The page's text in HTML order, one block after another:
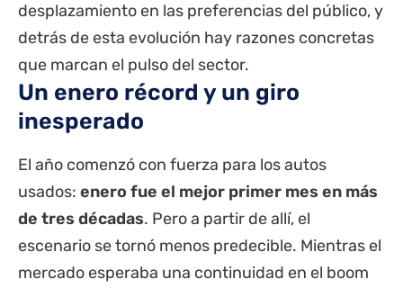
desplazamiento en las preferencias del público, y
detrás de esta evolución hay razones concretas
que marcan el pulso del sector.
Un enero récord y un giro
inesperado
El año comenzó con fuerza para los autos
usados: enero fue el mejor primer mes en más
de tres décadas. Pero a partir de allí, el
escenario se tornó menos predecible. Mientras el
mercado esperaba una continuidad en el boom